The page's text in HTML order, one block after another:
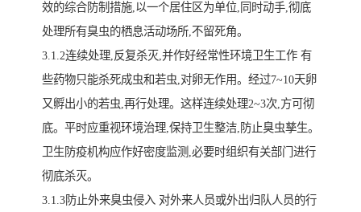
效的综合防制措施,以一个居住区为单位,同时动手,彻底
处理所有臭虫的栖息活动场所,不留死角。
3.1.2连续处理,反复杀灭,并作好经常性环境卫生工作 有
些药物只能杀死成虫和若虫,对卵无作用。经过7~10天卵
又孵出小的若虫,再行处理。这样连续处理2~3次,方可彻
底。平时应重视环境治理,保持卫生整洁,防止臭虫孳生。
卫生防疫机构应作好密度监测,必要时组织有关部门进行
彻底杀灭。
3.1.3防止外来臭虫侵入 对外来人员或外出归队人员的行